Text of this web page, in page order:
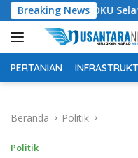
Langsung
ke
konten
Breaking News
OKU Selatan Resmi
PERTANIAN
Beranda Politik
Politik